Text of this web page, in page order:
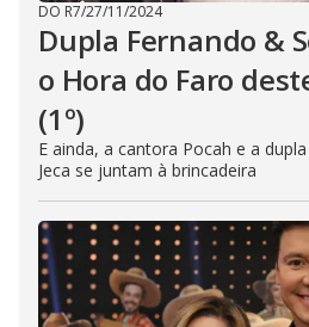
DO R7/27/11/2024
Dupla Fernando &
o Hora do Faro
(1º)
E ainda, a cantora Pocah e a
Jeca se juntam à brincadeira